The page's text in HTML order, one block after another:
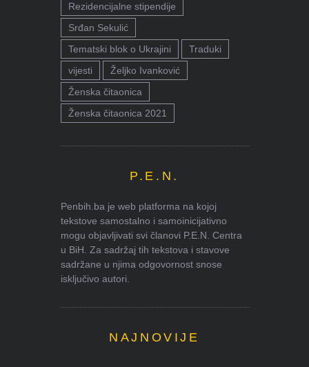
Rezidencijalne stipendije
Srđan Sekulić
Tematski blok o Ukrajini
Traduki
vijesti
Željko Ivanković
Ženska čitaonica
Ženska čitaonica 2021
P.E.N.
Penbih.ba je web platforma na kojoj
tekstove samostalno i samoinicijativno
mogu objavljivati svi članovi P.E.N. Centra
u BiH. Za sadržaj tih tekstova i stavove
sadržane u njima odgovornost snose
isključivo autori.
NAJNOVIJE